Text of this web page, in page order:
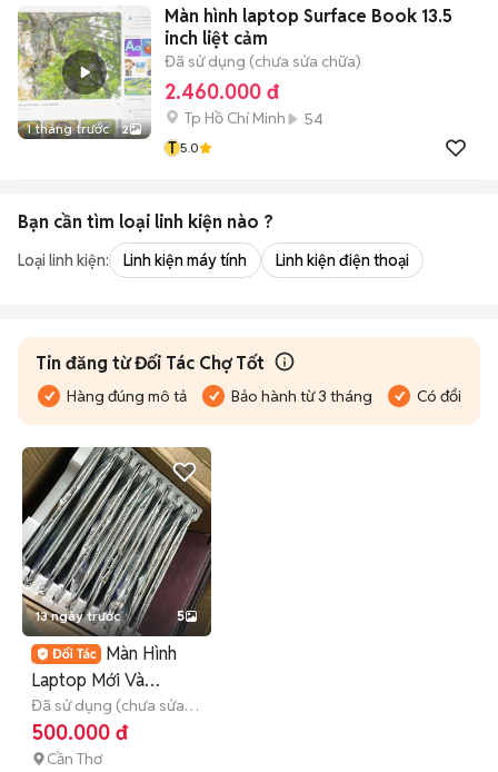
1 tháng trước 2
Màn hình laptop Surface Book 13.5
inch liệt cảm
Đã sử dụng (chưa sửa chữa)
2.460.000 đ
Tp Hồ Chí Minh
54
T 5.0
Bạn cần tìm loại linh kiện nào ?
Loại linh kiện: Linh kiện máy tính Linh kiện điện thoại
Tin đăng từ Đối Tác Chợ Tốt
Hàng đúng mô tả Bảo hành từ 3 tháng Có đổi trả
13 ngày trước 5
Màn Hình
Laptop Mới Và
Cũ(10,14,15.6, 17
INCH)
Đã sử dụng (chưa sửa
chữa)
500.000 đ
Cần Thơ